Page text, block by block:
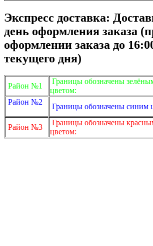
Экспресс доставка:
день оформления заказа
оформлении заказа до
текущего дня)
Район №1
Границы обозначены
цветом:
Район №2
Границы обозначены синим
Район №3
Границы обозначены
цветом: